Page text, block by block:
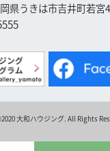
県うきは市吉井町若宮
大和ハウジング. All Rights